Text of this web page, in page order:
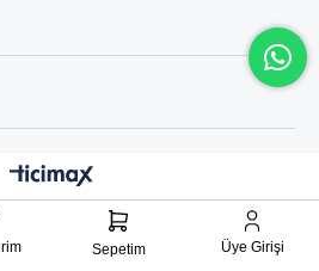
Sepetim Üye Girişi